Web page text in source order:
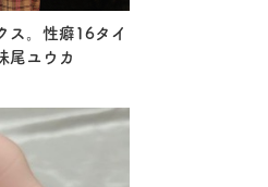
ス。性癖16タイ
尾ユウカ